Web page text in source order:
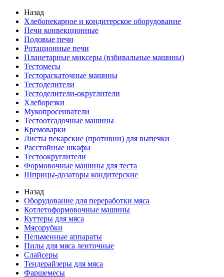
Назад
Хлебопекарное и кондитерское оборудование
Печи конвекционные
Подовые печи
Ротационные печи
Планетарные миксеры (взбивальные машины)
Тестомесы
Тестораскаточные машины
Тестоделители
Тестоделители-округлители
Хлеборезки
Мукопросеиватели
Тестоотсадочные машины
Кремоварки
Листы пекарские (противни) для выпечки
Расстойные шкафы
Тестоокруглители
Формовочные машины для теста
Шприцы-дозаторы кондитерские
Назад
Оборудование для переработки мяса
Котлетоформовочные машины
Куттеры для мяса
Мясорубки
Пельменные аппараты
Пилы для мяса ленточные
Слайсеры
Тендерайзеры для мяса
Фаршемесы